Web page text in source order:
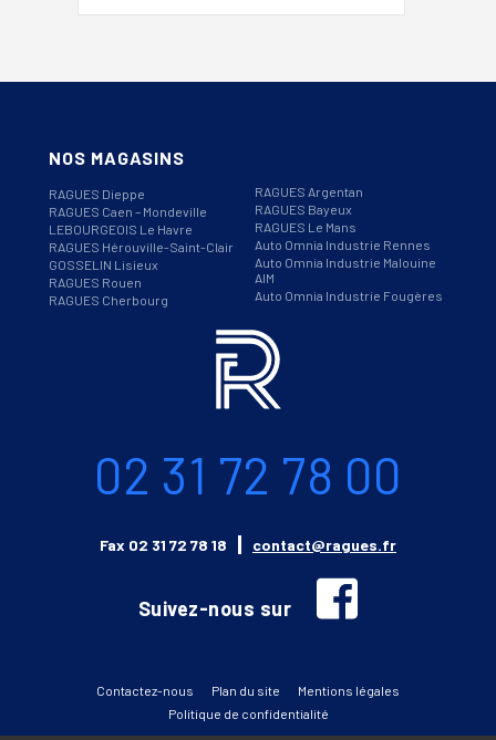
NOS MAGASINS
RAGUES Dieppe
RAGUES Caen – Mondeville
LEBOURGEOIS Le Havre
RAGUES Hérouville-Saint-Clair
GOSSELIN Lisieux
RAGUES Rouen
RAGUES Cherbourg
RAGUES Argentan
RAGUES Bayeux
RAGUES Le Mans
Auto Omnia Industrie Rennes
Auto Omnia Industrie Malouine
AIM
Auto Omnia Industrie Fougères
02 31 72 78 00
Fax 02 31 72 78 18 Emailcontact@ragues.fr
Suivez-nous sur
facebook
Contactez-nous Plan du site
Mentions légales
Politique de confidentialité